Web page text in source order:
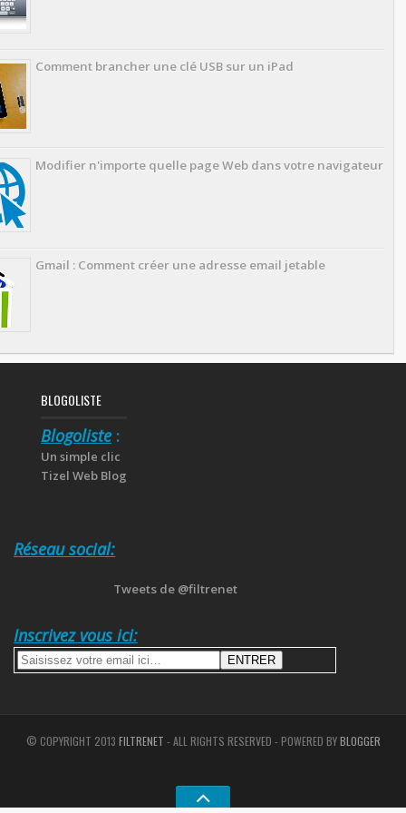
Comment brancher une clé USB sur un iPad
Modifier n'importe quelle page Web dans votre navigateur
Gmail : Comment créer une adresse email jetable
BLOGOLISTE
Blogoliste :
Un simple clic
Tizel Web Blog
Réseau social:
Tweets de @filtrenet
Inscrivez vous ici:
© COPYRIGHT 2013 FILTRENET - ALL RIGHTS RESERVED - POWERED BYBLOGGER